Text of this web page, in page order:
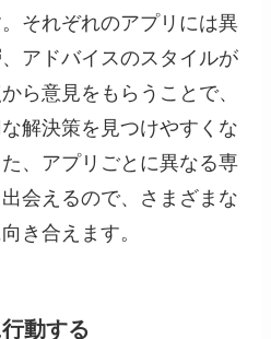
それぞれのアプリには異
アドバイスのスタイルが
ら意見をもらうことで、
解決策を見つけやすくな
、アプリごとに異なる専
会えるので、さまざまな
き合えます。
動する